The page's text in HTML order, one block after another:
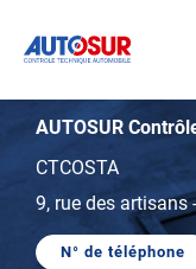
AUTOSUR
AUTOSUR
CTCOSTA
9, rue des artisans
N° de téléphone
AFFICHER